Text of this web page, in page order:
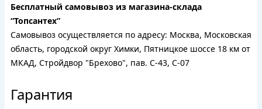
Бесплатный самовывоз из магазина-склада
“Топсантех”
Самовывоз осуществляется по адресу: Москва, Московская
область, городской округ Химки, Пятницкое шоссе 18 км от
МКАД, Стройдвор "Брехово", пав. С-43, С-07
Гарантия